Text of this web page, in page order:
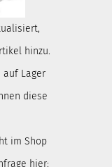
hinzu.
auf Lager
diese
im Shop
hier: